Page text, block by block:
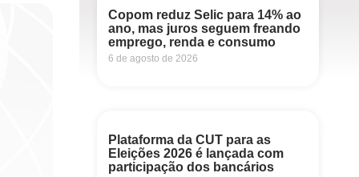
Copom reduz Selic para 14% ao
ano, mas juros seguem freando
emprego, renda e consumo
6 de agosto de 2026
Plataforma da CUT para as
Eleições 2026 é lançada com
participação dos bancários